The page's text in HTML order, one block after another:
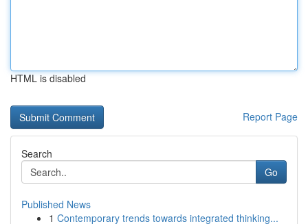
HTML is disabled
Report Page
Search
Go
Published News
1 Contemporary trends towards integrated thinking...